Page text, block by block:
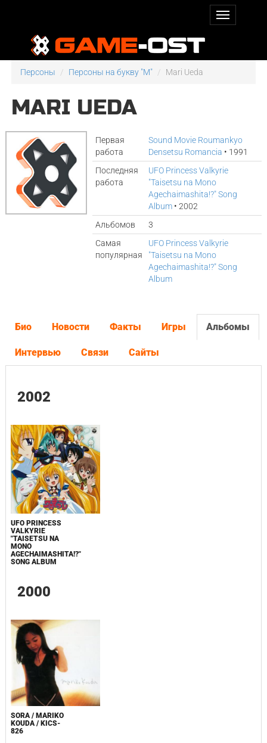
Персоны Персоны на букву "M" Mari Ueda
MARI UEDA
Первая
работа
Sound Movie Roumankyo
Densetsu Romancia • 1991
Последняя
работа
UFO Princess Valkyrie
"Taisetsu na Mono
Agechaimashita!?" Song
Album • 2002
Альбомов
3
Самая
популярная
UFO Princess Valkyrie
"Taisetsu na Mono
Agechaimashita!?" Song
Album
Био Новости Факты Игры Альбомы
Интервью Связи Сайты
2002
UFO PRINCESS
VALKYRIE
"TAISETSU NA
MONO
AGECHAIMASHITA!?"
SONG ALBUM
2000
SORA / MARIKO
KOUDA / KICS-
826